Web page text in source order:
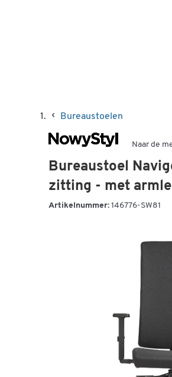
Bureaustoelen
Naar de
Bureaustoel
zitting - met
Artikelnummer: 146776-SW81